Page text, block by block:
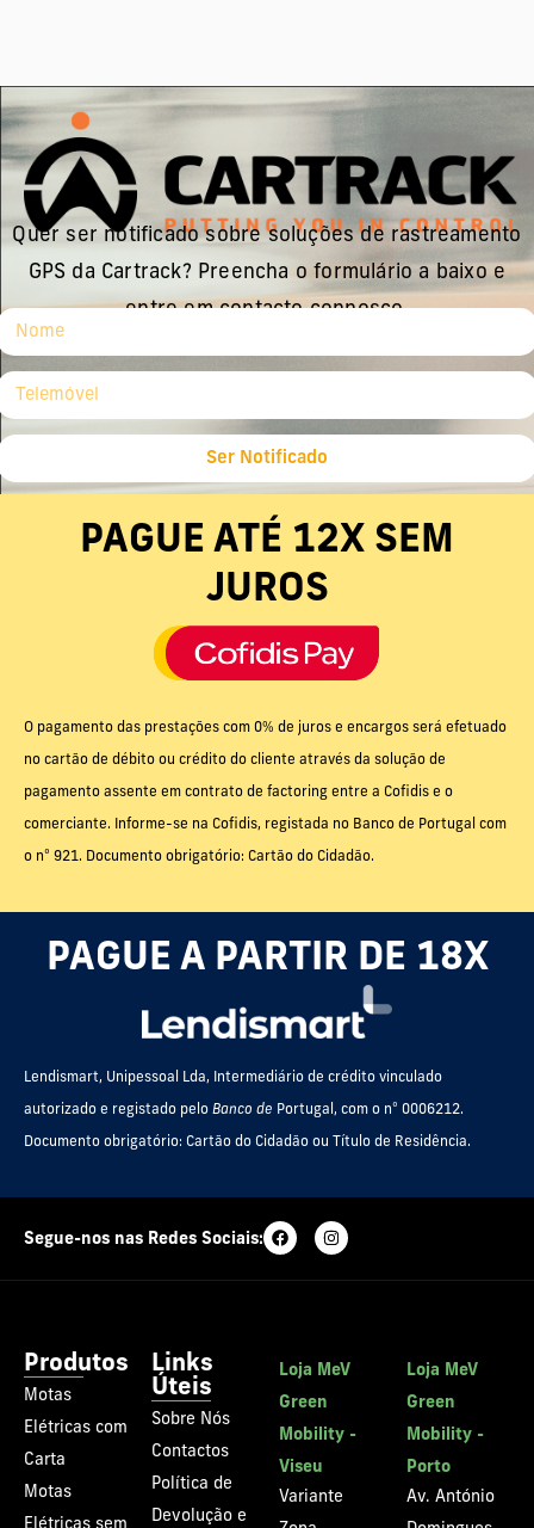
Quer ser notificado sobre soluções de rastreamento
GPS da Cartrack? Preencha o formulário a baixo e
entre em contacto connosco.
Ser Notificado
PAGUE ATÉ 12X SEM
JUROS
O pagamento das prestações com 0% de juros e encargos será efetuado
no cartão de débito ou crédito do cliente através da solução de
pagamento assente em contrato de factoring entre a Cofidis e o
comerciante. Informe-se na Cofidis, registada no Banco de Portugal com
o nº 921. Documento obrigatório: Cartão do Cidadão.
PAGUE A PARTIR DE 18X
Lendismart, Unipessoal Lda, Intermediário de crédito vinculado
autorizado e registado pelo Banco de Portugal, com o nº 0006212.
Documento obrigatório: Cartão do Cidadão ou Título de Residência.
Segue-nos nas Redes Sociais:
Produtos
Motas
Elétricas com
Carta
Motas
Links
Úteis
Sobre Nós
Contactos
Política de
Devolução e
Loja MeV
Green
Mobility -
Viseu
Variante
Loja MeV
Green
Mobility -
Porto
Av. António